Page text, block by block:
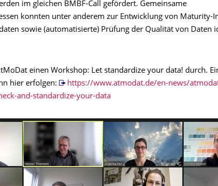
im gleichen BMBF-Call gefördert. Gemeinsame
konnten unter anderem zur Entwicklung von Maturity-
sowie (automatisierte) Prüfung der Qualität von Daten
einen Workshop: Let standardize your data! durch.
hier erfolgen:
https://www.atmodat.de/en-news/
and-standardize-your-data